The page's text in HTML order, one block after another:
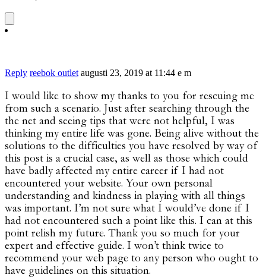
Reply reebok outlet augusti 23, 2019 at 11:44 e m
I would like to show my thanks to you for rescuing me
from such a scenario. Just after searching through the
the net and seeing tips that were not helpful, I was
thinking my entire life was gone. Being alive without the
solutions to the difficulties you have resolved by way of
this post is a crucial case, as well as those which could
have badly affected my entire career if I had not
encountered your website. Your own personal
understanding and kindness in playing with all things
was important. I’m not sure what I would’ve done if I
had not encountered such a point like this. I can at this
point relish my future. Thank you so much for your
expert and effective guide. I won’t think twice to
recommend your web page to any person who ought to
have guidelines on this situation.